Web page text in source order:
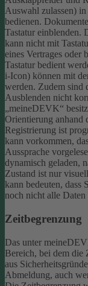
Auswahl zulassen)
bedienen.
Tastatur einblenden.
kann nicht mit
eines Vertrages oder
Tastatur bedient
i-Icon) können mit
werden. Zudem sind
Ausblenden nicht
„meineDEVK“
Orientierung anhand
Registrierung ist
kann vorkommen,
Aussprache
dynamisch geladen,
Zustand ist nur
kann bedeuten, dass
noch nicht alle Daten
Zeitbegrenzung
Das unter
Bereich, bei dem die
aus
Abmeldung, auch